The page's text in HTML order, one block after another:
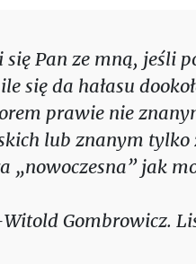
się Pan ze mną, jeśli
się da hałasu
prawie nie
lub znanym tylko
„nowoczesna” jak
Witold Gombrowicz.